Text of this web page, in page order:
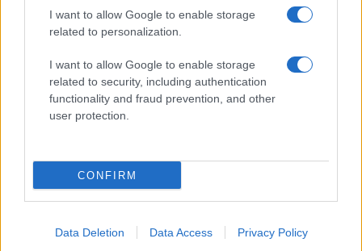
I want to allow Google to enable storage
related to personalization.
I want to allow Google to enable storage
related to security, including authentication
functionality and fraud prevention, and other
user protection.
CONFIRM
Data Deletion Data Access Privacy Policy
βιωσιμότητα σε καθημερινή πράξη
Κίνα
Προηγούμενο άρθρο Επόμενο άρθρο